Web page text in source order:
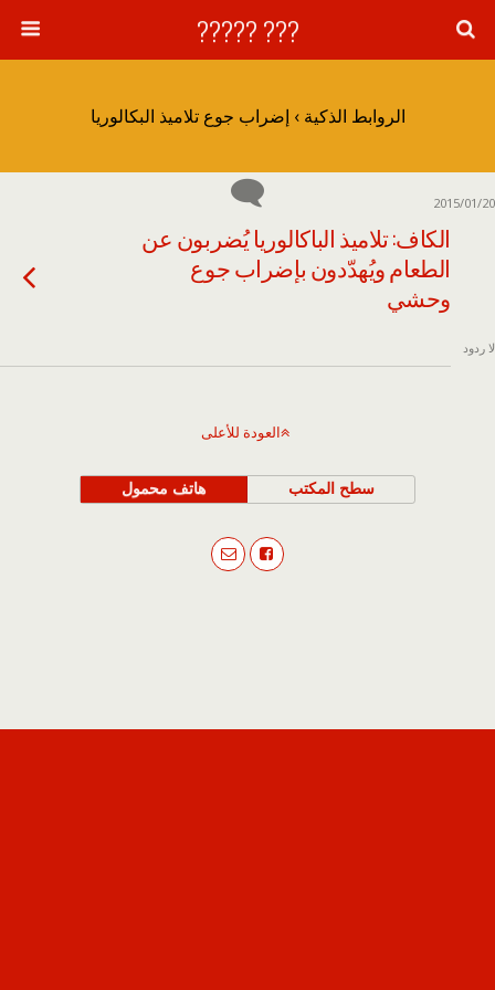
??? ?????
الروابط الذكية › إضراب جوع تلاميذ البكالوريا
2015/01/20
الكاف: تلاميذ الباكالوريا يُضربون عن
الطعام ويُهدّدون بإضراب جوع
وحشي
لا ردود
العودة للأعلى
هاتف محمول سطح المكتب